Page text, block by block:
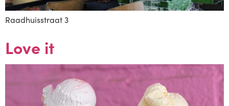
Raadhuisstraat 3
Love it